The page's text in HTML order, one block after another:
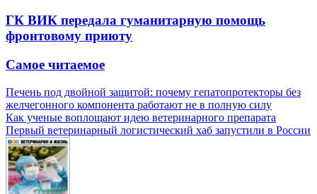
ГК ВИК передала гуманитарную помощь
фронтовому приюту
Самое читаемое
Печень под двойной защитой: почему гепатопротекторы без
желчегонного компонента работают не в полную силу
Как ученые воплощают идею ветеринарного препарата
Первый ветеринарный логистический хаб запустили в России